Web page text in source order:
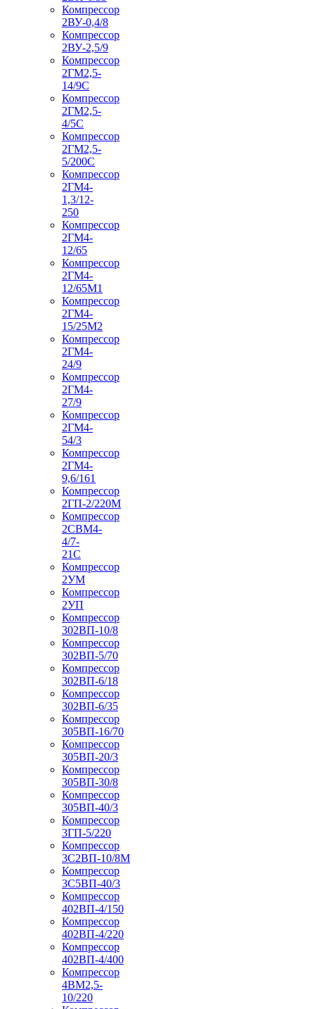
Компрессор
2ВУ-0,4/8
Компрессор
2ВУ-2,5/9
Компрессор
2ГМ2,5-
14/9С
Компрессор
2ГМ2,5-
4/5С
Компрессор
2ГМ2,5-
5/200С
Компрессор
2ГМ4-
1,3/12-
250
Компрессор
2ГМ4-
12/65
Компрессор
2ГМ4-
12/65М1
Компрессор
2ГМ4-
15/25М2
Компрессор
2ГМ4-
24/9
Компрессор
2ГМ4-
27/9
Компрессор
2ГМ4-
54/3
Компрессор
2ГМ4-
9,6/161
Компрессор
2ГП-2/220М
Компрессор
2СВМ4-
4/7-
21С
Компрессор
2УМ
Компрессор
2УП
Компрессор
302ВП-10/8
Компрессор
302ВП-5/70
Компрессор
302ВП-6/18
Компрессор
302ВП-6/35
Компрессор
305ВП-16/70
Компрессор
305ВП-20/3
Компрессор
305ВП-30/8
Компрессор
305ВП-40/3
Компрессор
3ГП-5/220
Компрессор
3С2ВП-10/8М
Компрессор
3С5ВП-40/3
Компрессор
402ВП-4/150
Компрессор
402ВП-4/220
Компрессор
402ВП-4/400
Компрессор
4ВМ2,5-
10/220